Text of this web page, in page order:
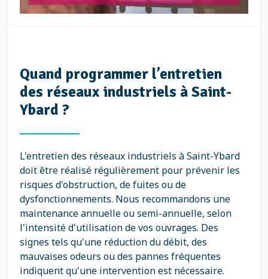
Quand programmer l’entretien
des réseaux industriels à Saint-
Ybard ?
L'entretien des réseaux industriels à Saint-Ybard
doit être réalisé régulièrement pour prévenir les
risques d'obstruction, de fuites ou de
dysfonctionnements. Nous recommandons une
maintenance annuelle ou semi-annuelle, selon
l'intensité d'utilisation de vos ouvrages. Des
signes tels qu'une réduction du débit, des
mauvaises odeurs ou des pannes fréquentes
indiquent qu'une intervention est nécessaire.